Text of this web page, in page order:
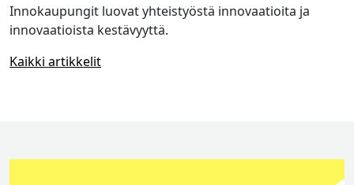
Innokaupungit luovat yhteistyöstä innovaatioita ja
innovaatioista kestävyyttä.
Kaikki artikkelit